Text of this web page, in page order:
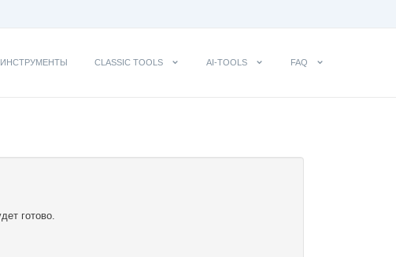
ИНСТРУМЕНТЫ CLASSIC TOOLS AI-TOOLS FAQ
готово.